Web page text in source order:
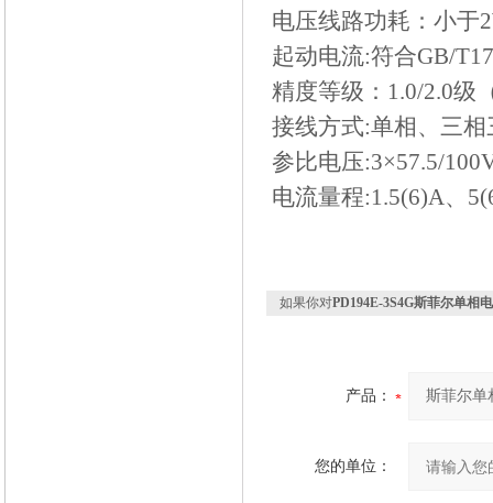
电压线路功耗：小于
起动电流:符合GB/
精度等级：1.0/2.0级
接线方式:单相、三
参比电压:3×57.5/
电流量程:1.5(6)A、
如果你对PD194E-3S4G斯菲尔单相
产品：
您的单位：